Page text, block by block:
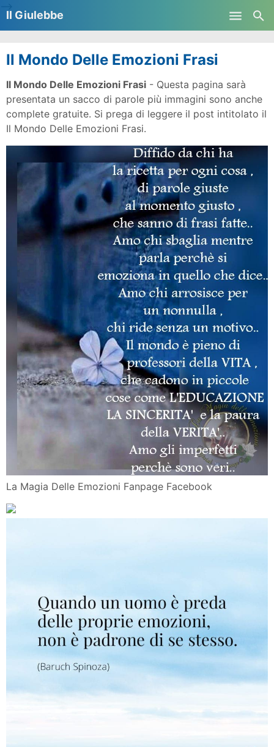
Il Giulebbe
Il Mondo Delle Emozioni Frasi
Il Mondo Delle Emozioni Frasi - Questa pagina sarà
presentata un sacco di parole più immagini sono anche
complete gratuite. Si prega di leggere il post intitolato il
Il Mondo Delle Emozioni Frasi.
La Magia Delle Emozioni Fanpage Facebook